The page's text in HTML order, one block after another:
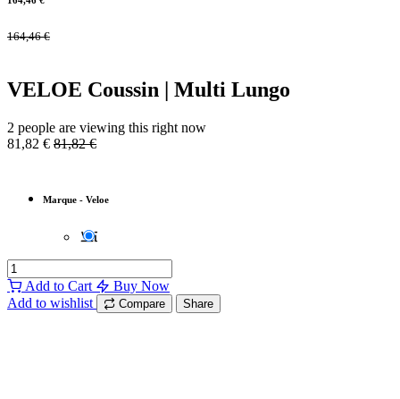
164,46€
VELOE Coussin | Multi Lungo
2 people are viewing this right now
81,82 € 81,82€
Marque - Veloe
Add to Cart
Buy Now
Add to wishlist
Compare Share